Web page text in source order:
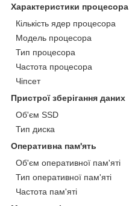
Характеристики процесора
Кількість ядер процесора
Модель процесора
Тип процесора
Частота процесора
Чіпсет
Пристрої зберігання даних
Об'єм SSD
Тип диска
Оперативна пам'ять
Об'єм оперативної пам'яті
Тип оперативної пам'яті
Частота пам'яті